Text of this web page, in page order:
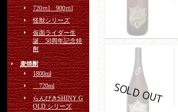
720ｍl 900ｍl
怪獣シリーズ
仮面ライダー生
誕 50周年記念焼
酎
麦焼酎
1800ml
720ml
らんびきSHINY G
OLD シリーズ